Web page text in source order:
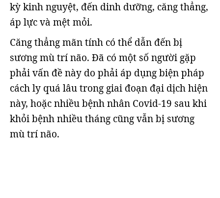
kỳ kinh nguyệt, đến dinh dưỡng, căng thẳng,
áp lực và mệt mỏi.
Căng thẳng mãn tính có thể dẫn đến bị
sương mù trí não. Đã có một số người gặp
phải vấn đề này do phải áp dụng biện pháp
cách ly quá lâu trong giai đoạn đại dịch hiện
này, hoặc nhiều bệnh nhân Covid-19 sau khi
khỏi bệnh nhiều tháng cũng vẫn bị sương
mù trí não.